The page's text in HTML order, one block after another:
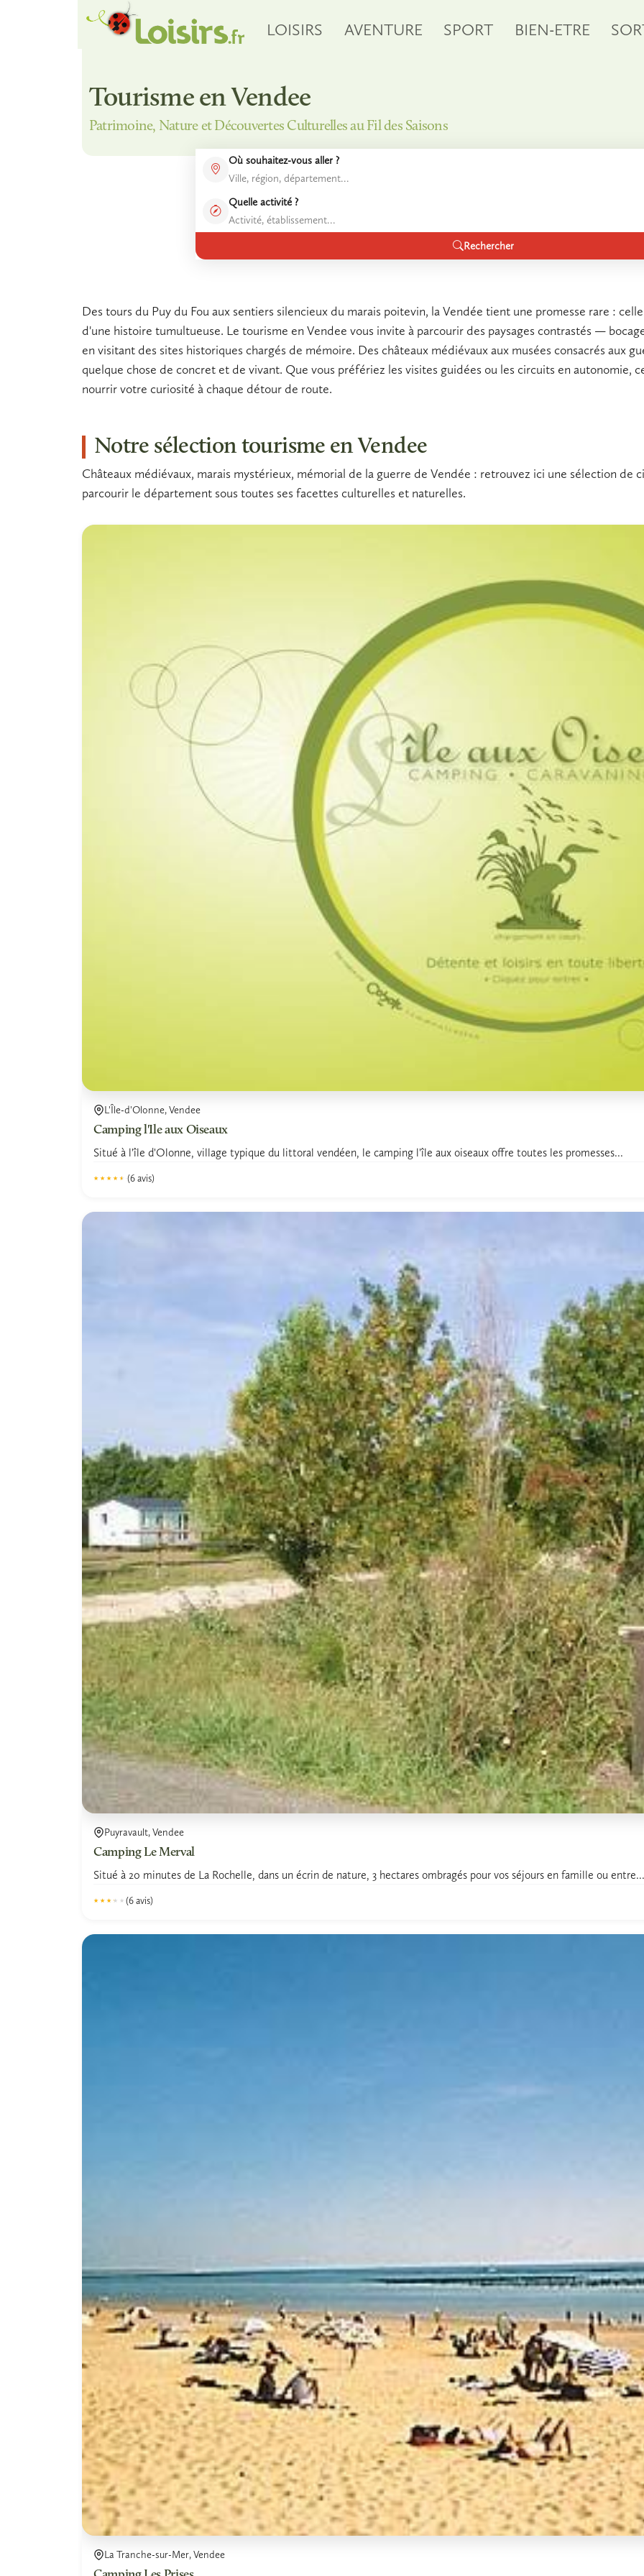
LOISIRS AVENTURE SPORT BIEN-ETRE
Tourisme en Vendee
Patrimoine, Nature et Découvertes Culturelles au Fil des Saisons
Où souhaitez-vous aller ?
Quelle activité ?
Rechercher
Des tours du Puy du Fou aux sentiers silencieux du marais poitevin, la Vendée tient une promesse rare :
d'une histoire tumultueuse. Le tourisme en Vendee vous invite à parcourir des paysages contrastés —
en visitant des sites historiques chargés de mémoire. Des châteaux médiévaux aux musées consacrés aux
quelque chose de concret et de vivant. Que vous préfériez les visites guidées ou les circuits en autonomie,
nourrir votre curiosité à chaque détour de route.
Notre sélection tourisme en Vendee
Châteaux médiévaux, marais mystérieux, mémorial de la guerre de Vendée : retrouvez ici une sélection de
parcourir le département sous toutes ses facettes culturelles et naturelles.
L'Île-d'Olonne, Vendee
Camping l'Ile aux Oiseaux
Situé à l'île d'Olonne, village typique du littoral vendéen, le camping l'île aux oiseaux offre toutes les promesses...
★★★★★
★★★★★ (6 avis)
Puyravault, Vendee
Camping Le Merval
Situé à 20 minutes de La Rochelle, dans un écrin de nature, 3 hectares ombragés pour vos séjours en famille ou entre...
★★★★★
★★★★★ (6 avis)
La Tranche-sur-Mer, Vendee